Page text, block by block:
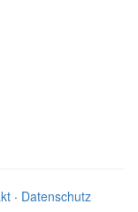
· Datenschutz